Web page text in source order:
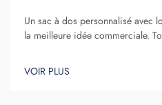
Un sac à dos personnalisé avec
la meilleure idée commerciale.
articles afin de renforcer la
VOIR PLUS